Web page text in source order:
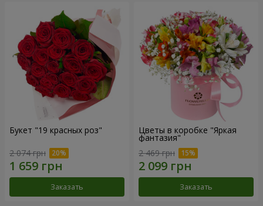
Букет "19 красных роз"
2 074 грн
Заказать
Цветы в коробке "Яркая
фантазия"
2 469 грн
Заказать